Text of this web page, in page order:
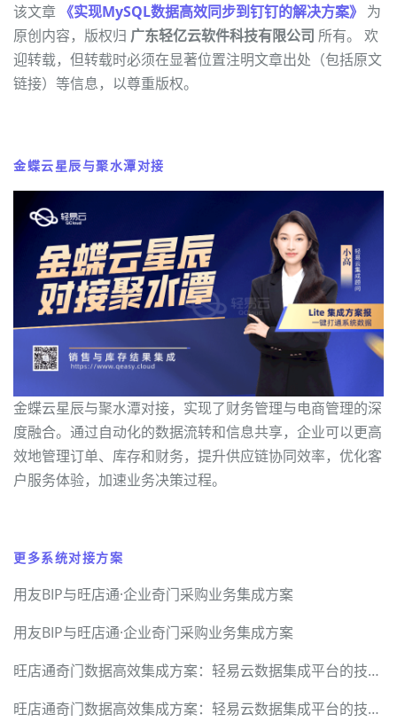
该文章 《实现MySQL数据高效同步到钉钉的解决方案》 为
原创内容，版权归 广东轻亿云软件科技有限公司 所有。 欢
迎转载，但转载时必须在显著位置注明文章出处（包括原文
链接）等信息，以尊重版权。
金蝶云星辰与聚水潭对接
金蝶云星辰与聚水潭对接，实现了财务管理与电商管理的深
度融合。通过自动化的数据流转和信息共享，企业可以更高
效地管理订单、库存和财务，提升供应链协同效率，优化客
户服务体验，加速业务决策过程。
更多系统对接方案
用友BIP与旺店通·企业奇门采购业务集成方案
用友BIP与旺店通·企业奇门采购业务集成方案
旺店通奇门数据高效集成方案：轻易云数据集成平台的技术实现
旺店通奇门数据高效集成方案：轻易云数据集成平台的技术实现